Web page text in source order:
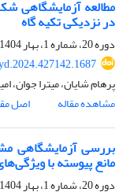
مطالعه آزمایشگاهی
در نزدیکی تکیه گاه
دوره 20، شماره 1، بهار 1404، صفحه
پرهام شایان، میترا جوان،
مشاهده مقاله
اصل
بررسی آزمایشگاهی
مانع پیوسته با
دوره 20، شماره 1، بهار 1404، صفحه